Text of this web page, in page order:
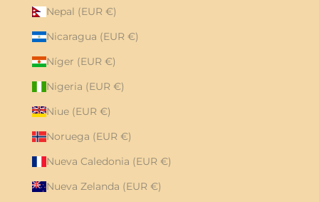
Nepal (EUR €)
Nicaragua (EUR €)
Níger (EUR €)
Nigeria (EUR €)
Niue (EUR €)
Noruega (EUR €)
Nueva Caledonia (EUR €)
Nueva Zelanda (EUR €)